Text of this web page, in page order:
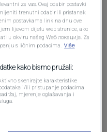
za vas. Ovaj odabir postavki
trenutni odabir ili pristanak
postavkama link na dnu ove
lijevom dijelu web stranice, ako
u okviru našeg Wеб локација. Za
s ličnim podacima. Više
kako bismo pružali:
skenirajte karakteristike
i/ili pristupanje podacima
mjerenje oglašavanja i